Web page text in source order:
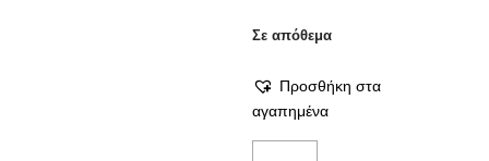
Σε απόθεμα
Προσθήκη στα
αγαπημένα